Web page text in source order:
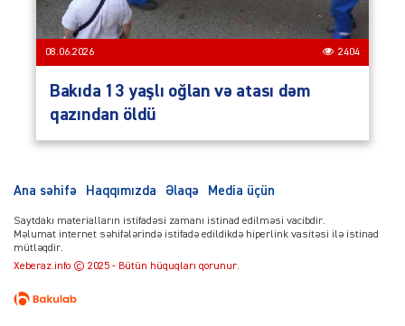
08.06.2026 2404
Bakıda 13 yaşlı oğlan və atası dəm
qazından öldü
Ana səhifə Haqqımızda Əlaqə Media üçün
Saytdakı materialların istifadəsi zamanı istinad edilməsi vacibdir.
Məlumat internet səhifələrində istifadə edildikdə hiperlink vasitəsi ilə istinad
mütləqdir.
Xeberaz.info © 2025 - Bütün hüquqları qorunur.